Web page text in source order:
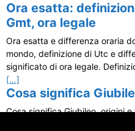
Ora esatta:
Gmt, ora legale
Ora esatta e differenza oraria
mondo, definizione di Utc e
significato di ora legale.
[…]
Cosa significa
Cosa significa Giubileo, origini
anni si tiene, descrizione del